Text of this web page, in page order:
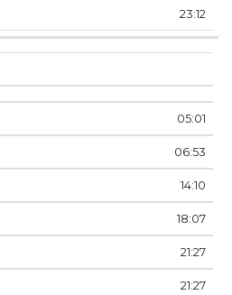
23:12
05:01
06:53
14:10
18:07
21:27
21:27